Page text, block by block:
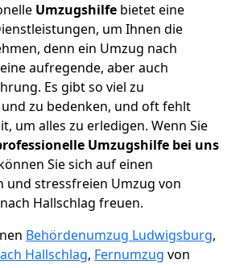
Umzugshilfe bietet eine
um Ihnen die
denn ein Umzug nach
aufregende, aber auch
Es gibt so viel zu
und zu bedenken, und oft fehlt
um alles zu erledigen. Wenn Sie
Umzugshilfe bei uns
Sie sich auf einen
und stressfreien Umzug von
Hallschlag freuen.
Behördenumzug Ludwigsburg,
Hallschlag, Fernumzug von